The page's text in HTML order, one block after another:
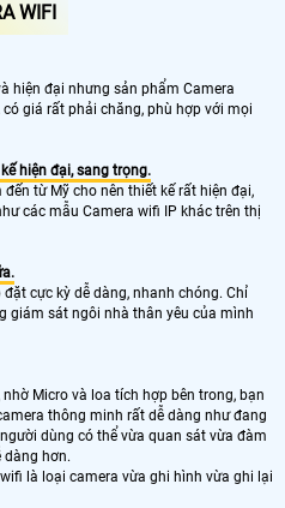
WIFI
hiện đại nhưng sản phẩm Camera
giá rất phải chăng, phù hợp với mọi
hiện đại, sang trọng.
từ Mỹ cho nên thiết kế rất hiện đại,
các mẫu Camera wifi IP khác trên thị
cực kỳ dễ dàng, nhanh chóng. Chỉ
giám sát ngôi nhà thân yêu của mình
Micro và loa tích hợp bên trong, bạn
thông minh rất dễ dàng như đang
dùng có thể vừa quan sát vừa đàm
dàng hơn.
là loại camera vừa ghi hình vừa ghi lại